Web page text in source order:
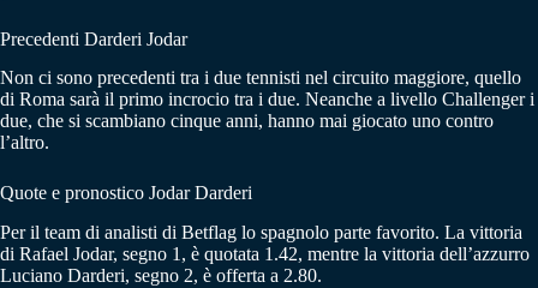
Precedenti Darderi Jodar
Non ci sono precedenti tra i due tennisti nel circuito maggiore, quello
di Roma sarà il primo incrocio tra i due. Neanche a livello Challenger i
due, che si scambiano cinque anni, hanno mai giocato uno contro
l’altro.
Quote e pronostico Jodar Darderi
Per il team di analisti di Betflag lo spagnolo parte favorito. La vittoria
di Rafael Jodar, segno 1, è quotata 1.42, mentre la vittoria dell’azzurro
Luciano Darderi, segno 2, è offerta a 2.80.